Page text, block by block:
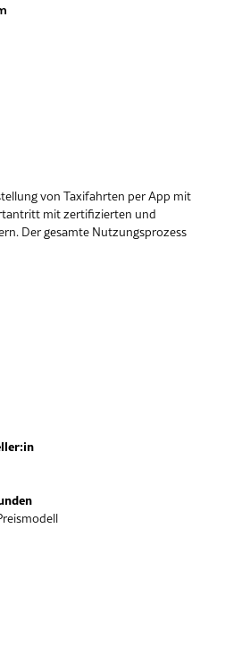
von Taxifahrten per App mit
mit zertifizierten und
Der gesamte Nutzungsprozess